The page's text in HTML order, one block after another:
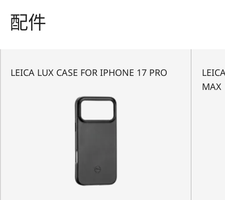
配件
LEICA LUX CASE FOR IPHONE 17 PRO
MAX